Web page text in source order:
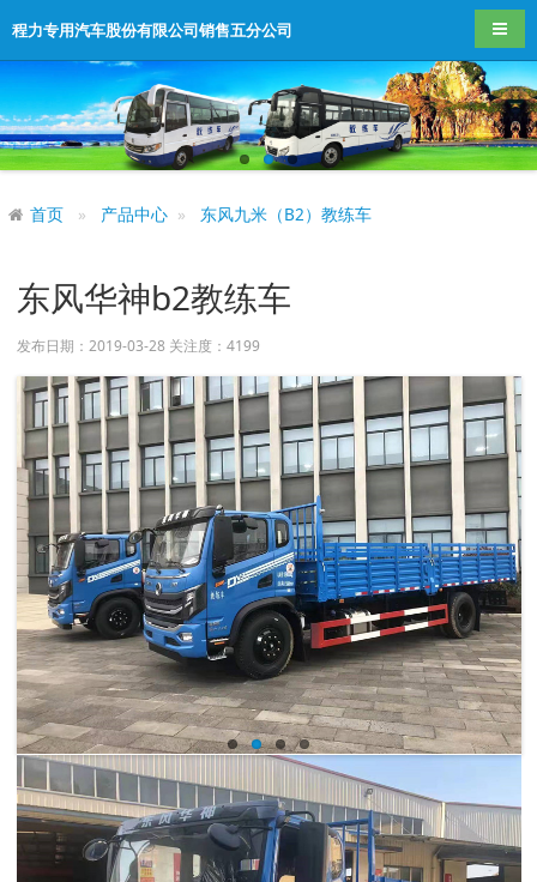
程力专用汽车股份有限公司销售五分公司 导航
首页 产品中心 东风九米（B2）教练车
东风华神b2教练车
发布日期：2019-03-28 关注度： 4199